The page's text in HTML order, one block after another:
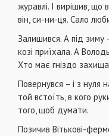
журавлі. І вирішив, що
він, си-ни-ця. Сало
Залишився. А під зиму
козі приїхала. А
Хто має гніздо
Повернувся – і з нуля
той встоїть, в кого
того, щоб думати.
Позичив Вітькові-